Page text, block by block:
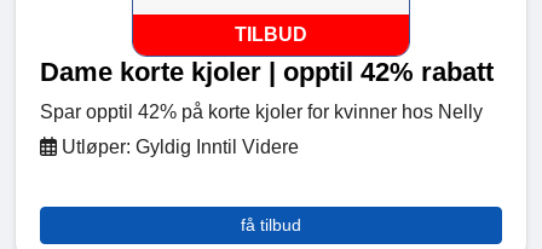
TILBUD
Dame korte kjoler | opptil 42% rabatt
Spar opptil 42% på korte kjoler for kvinner hos Nelly
Utløper: Gyldig Inntil Videre
få tilbud